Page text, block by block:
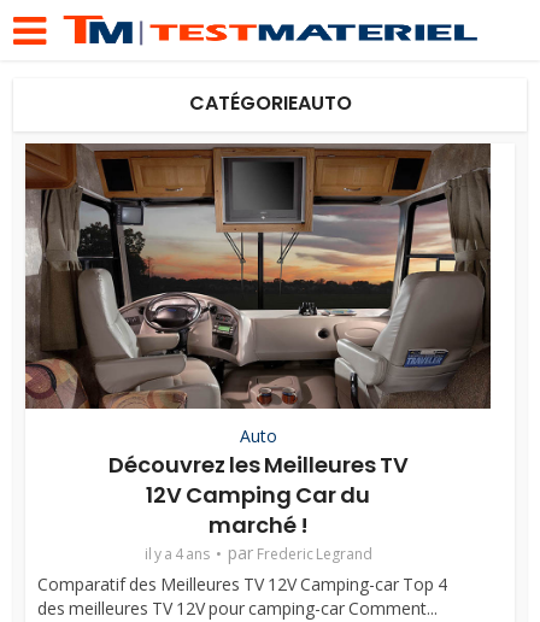
CATÉGORIEAUTO
Auto
Découvrez les Meilleures TV
12V Camping Car du
marché !
il y a 4 ans par Frederic Legrand
Comparatif des Meilleures TV 12V Camping-car Top 4
des meilleures TV 12V pour camping-car Comment...